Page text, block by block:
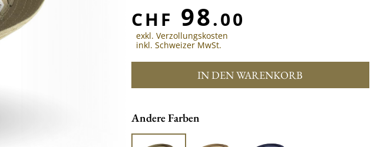
CHF 98.00
exkl. Verzollungskosten
inkl. Schweizer MwSt.
IN DEN WARENKORB
Andere Farben